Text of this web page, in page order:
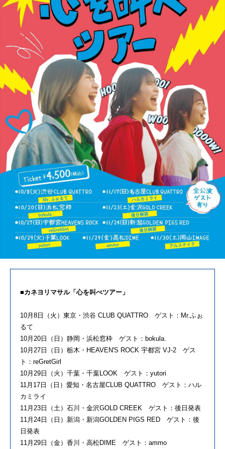
■カネヨリマサル「心を叫べツアー」
10月8日（火）東京・渋谷 CLUB QUATTRO ゲスト：Mr.ふぉ
るて
10月20日（日）静岡・浜松窓枠 ゲスト：bokula.
10月27日（日）栃木・HEAVEN'S ROCK 宇都宮 VJ-2 ゲス
ト：reGretGirl
10月29日（火）千葉・千葉LOOK ゲスト：yutori
11月17日（日）愛知・名古屋CLUB QUATTRO ゲスト：ハル
カミライ
11月23日（土）石川・金沢GOLD CREEK ゲスト：後日発表
11月24日（日）新潟・新潟GOLDEN PIGS RED ゲスト：後
日発表
11月29日（金）香川・高松DIME ゲスト：ammo